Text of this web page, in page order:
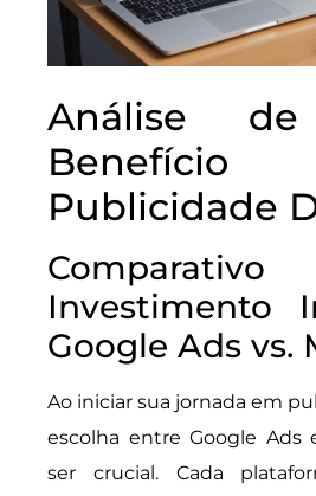
Análise
Publicidade
Investimento
Google Ads vs.
Ao iniciar sua jornada em
escolha entre Google Ads
ser crucial. Cada